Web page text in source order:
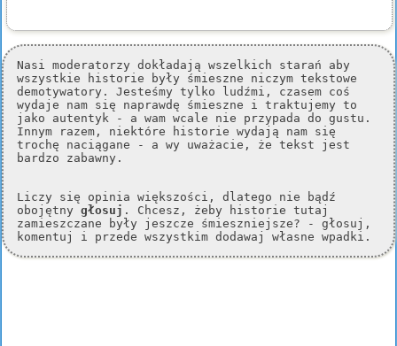
Nasi moderatorzy dokładają wszelkich starań aby
wszystkie historie były śmieszne niczym tekstowe
demotywatory. Jesteśmy tylko ludźmi, czasem coś
wydaje nam się naprawdę śmieszne i traktujemy to
jako autentyk - a wam wcale nie przypada do gustu.
Innym razem, niektóre historie wydają nam się
trochę naciągane - a wy uważacie, że tekst jest
bardzo zabawny.
Liczy się opinia większości, dlatego nie bądź
obojętny głosuj . Chcesz, żeby historie tutaj
zamieszczane były jeszcze śmieszniejsze? - głosuj,
komentuj i przede wszystkim dodawaj własne wpadki.